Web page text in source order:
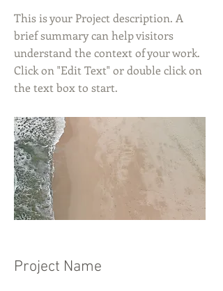
This is your Project description. A
brief summary can help visitors
understand the context of your work.
Click on "Edit Text" or double click on
the text box to start.
Project Name